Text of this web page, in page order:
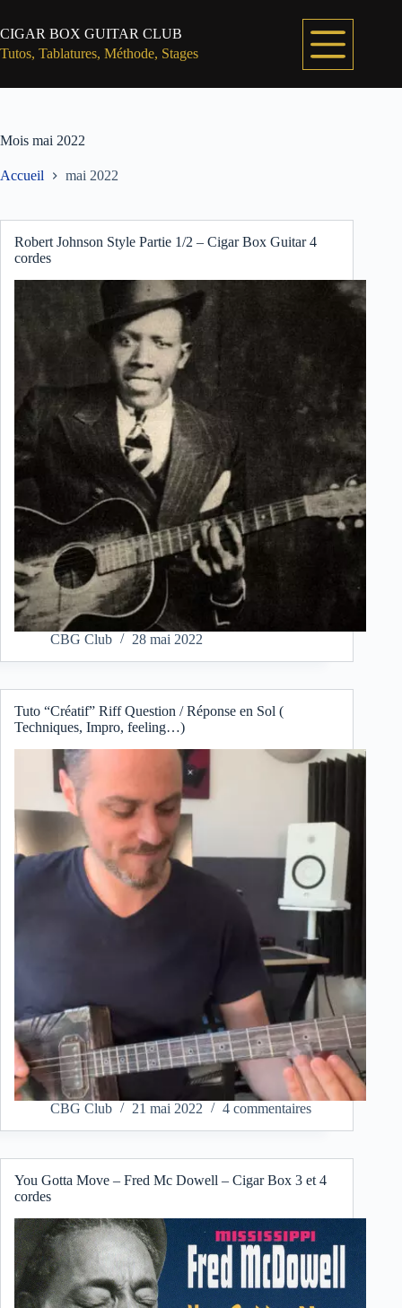
contenu
CIGAR BOX GUITAR CLUB
Tutos, Tablatures, Méthode, Stages
Mois mai 2022
Accueil mai 2022
Robert Johnson Style Partie 1/2 – Cigar Box Guitar 4
cordes
CBG Club 28 mai 2022
Tuto “Créatif” Riff Question / Réponse en Sol (
Techniques, Impro, feeling…)
CBG Club 21 mai 2022 4 commentaires
You Gotta Move – Fred Mc Dowell – Cigar Box 3 et 4
cordes